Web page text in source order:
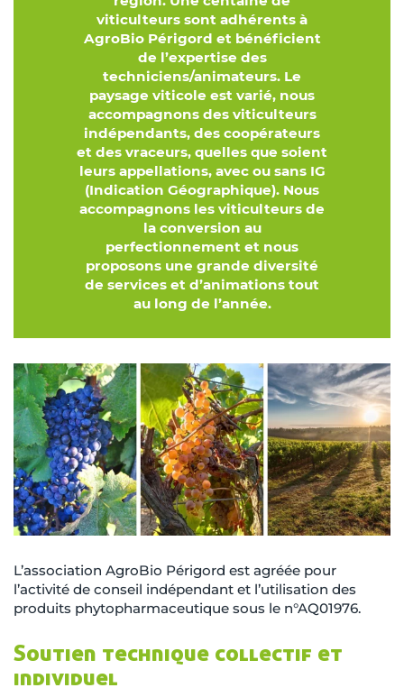
viticulteurs sont adhérents à
AgroBio Périgord et bénéficient
de l’expertise des
techniciens/animateurs. Le
paysage viticole est varié, nous
accompagnons des viticulteurs
indépendants, des coopérateurs
et des vraceurs, quelles que soient
leurs appellations, avec ou sans IG
(Indication Géographique). Nous
accompagnons les viticulteurs de
la conversion au
perfectionnement et nous
proposons une grande diversité
de services et d’animations tout
au long de l’année.
L’association AgroBio Périgord est agréée pour
l’activité de conseil indépendant et l’utilisation des
produits phytopharmaceutique sous le n°AQ01976.
Soutien technique collectif et
individuel